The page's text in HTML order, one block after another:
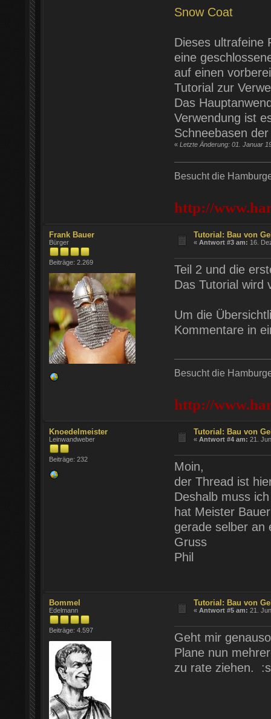
Snow Coat
Dieses ultrafeine
eine
auf einen
Tutorial zur
Das
Verwendung ist
Schneebasen
« Letzte Änderung: 01. Januar
Besucht die
http://
Frank Bauer
Bürger
Beiträge: 2.269
Tutorial: Bau von
«Antwort #3 am: 16.
Teil 2 und die
Das Tutorial wird
Um die
Kommentare in
Besucht die
http://
Knoedelmeister
Leinwandweber
Beiträge: 232
Tutorial: Bau von
«Antwort #4 am: 21.
Moin,
der Thread ist
Deshalb muss
hat Meister
gerade selber an
Gruss
Phil
Bommel
Edelmann
Beiträge: 4.597
Tutorial: Bau von
«Antwort #5 am: 21.
Geht mir
Plane nun
zu rate ziehen.